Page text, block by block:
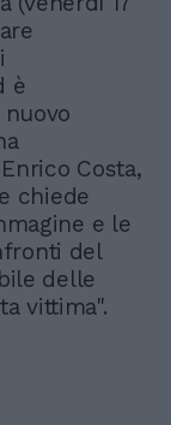
è
Costa,
chiede
e le
del
delle
vittima".